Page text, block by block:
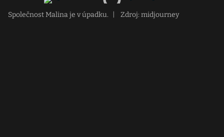
Společnost Malina je v úpadku. Zdroj: midjourney